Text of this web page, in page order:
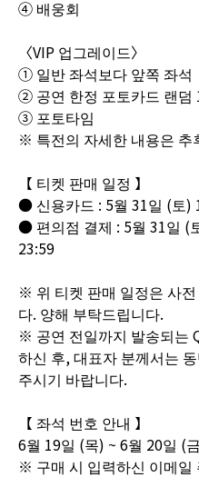
④ 배웅회
〈VIP 업그레이드〉
① 일반 좌석보다 앞쪽 좌석
② 공연 한정 포토카드 랜덤
③ 포토타임
※ 특전의 자세한 내용은 추
【 티켓 판매 일정 】
● 신용카드 : 5월 31일 (토)
● 편의점 결제 : 5월 31일 (
23:59
※ 위 티켓 판매 일정은 사
다. 양해 부탁드립니다.
※ 공연 전일까지 발송되는
하신 후, 대표자 분께서는
주시기 바랍니다.
【 좌석 번호 안내 】
6월 19일 (목) ~ 6월 20일 (
※ 구매 시 입력하신 이메일